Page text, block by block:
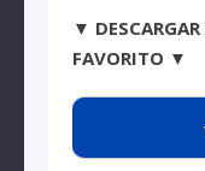
▼
FAVORITO ▼